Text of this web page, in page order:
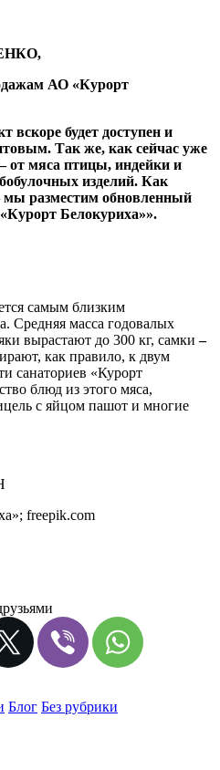
АО «Курорт
вскоре будет доступен и
Так же, как сейчас уже
от мяса птицы, индейки и
изделий. Как
мы разместим обновленный
Белокуриха»».
самым близким
Средняя масса годовалых
вырастают до 300 кг, самки–
как правило, к двум
санаториев «Курорт
блюд из этого мяса,
с яйцом пашот и многие
freepik.com
Блог Без рубрики